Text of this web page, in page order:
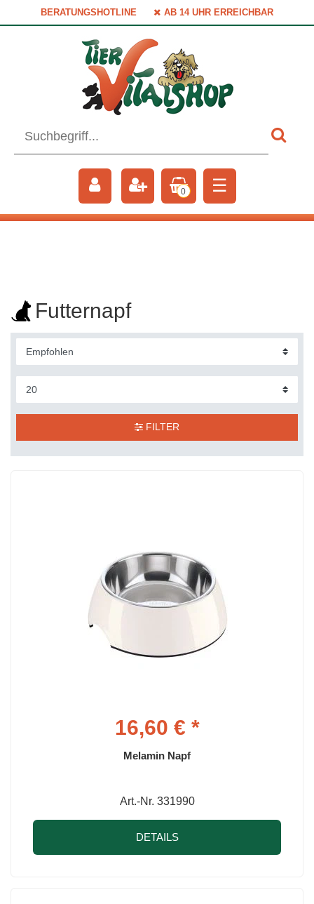
BERATUNGSHOTLINE AB 14 UHR ERREICHBAR
0 ☰
Futternapf
FILTER
16,60 € *
Melamin Napf
Art.-Nr. 331990
DETAILS